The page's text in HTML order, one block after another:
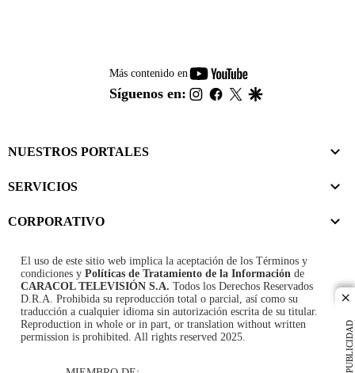
PUBLICIDAD
Más contenido en
youtube-
footer
Síguenos en: instagram
facebook
twitter
NUESTROS PORTALES
SERVICIOS
CORPORATIVO
El uso de este sitio web implica la aceptación de los Términos y
condiciones y Políticas de Tratamiento de la Información de
CARACOL TELEVISIÓN S.A. Todos los Derechos Reservados
D.R.A. Prohibida su reproducción total o parcial, así como su
traducción a cualquier idioma sin autorización escrita de su titular.
Reproduction in whole or in part, or translation without written
permission is prohibited. All rights reserved 2025.